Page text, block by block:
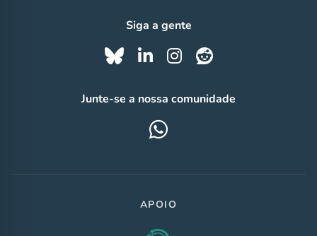
Siga a gente
Junte-se a nossa comunidade
APOIO